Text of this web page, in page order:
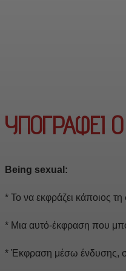
ΥΠΟΓΡΑΦΕΙ
Being sexual:
* Το να εκφράζει κάποιος τη
* Μια αυτό-έκφραση που
* Έκφραση μέσω ένδυσης,